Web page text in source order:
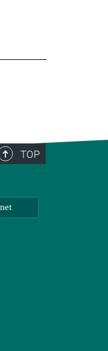
TOP